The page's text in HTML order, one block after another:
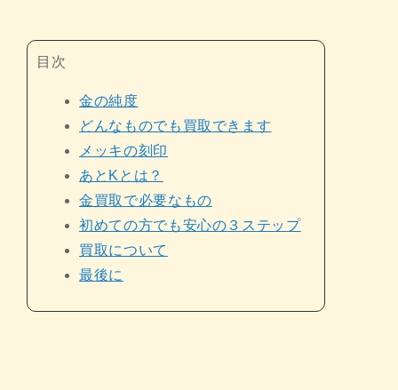
目次
金の純度
どんなものでも買取できます
メッキの刻印
あとKとは？
金買取で必要なもの
初めての方でも安心の３ステップ
買取について
最後に